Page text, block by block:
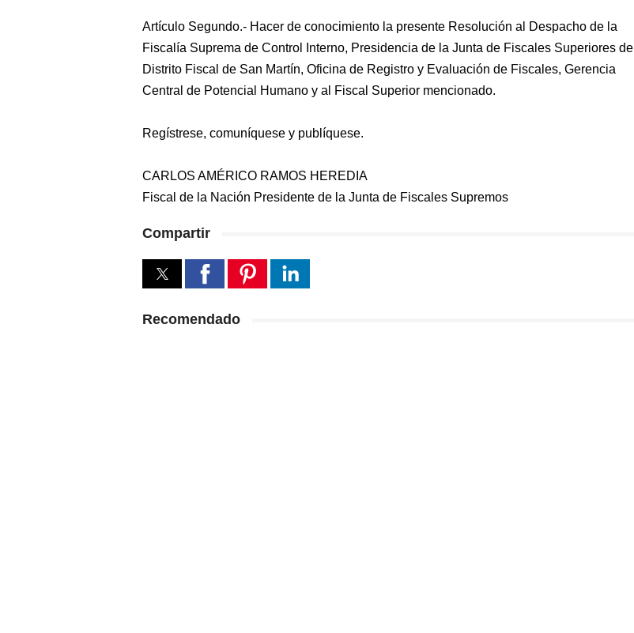
Artículo Segundo.- Hacer de conocimiento la presente Resolución al Despacho de la
Fiscalía Suprema de Control Interno, Presidencia de la Junta de Fiscales Superiores del
Distrito Fiscal de San Martín, Oficina de Registro y Evaluación de Fiscales, Gerencia
Central de Potencial Humano y al Fiscal Superior mencionado.
Regístrese, comuníquese y publíquese.
CARLOS AMÉRICO RAMOS HEREDIA
Fiscal de la Nación Presidente de la Junta de Fiscales Supremos
Compartir
Recomendado